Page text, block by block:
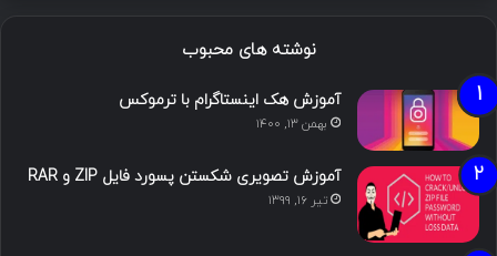
نوشته های محبوب
آموزش هک اینستاگرام با ترموکس
بهمن ۱۳, ۱۴۰۰
آموزش تصویری شکستن پسورد فایل ZIP و RAR
تیر ۱۶, ۱۳۹۹